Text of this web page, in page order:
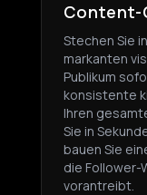
Content-
Stechen Sie
markanten
Publikum
konsistente
Ihren
Sie in
bauen Sie
die Follower-
vorantreibt.